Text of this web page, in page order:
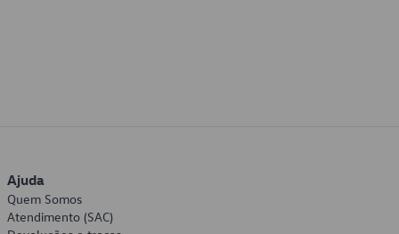
Ajuda
Quem Somos
Atendimento (SAC)